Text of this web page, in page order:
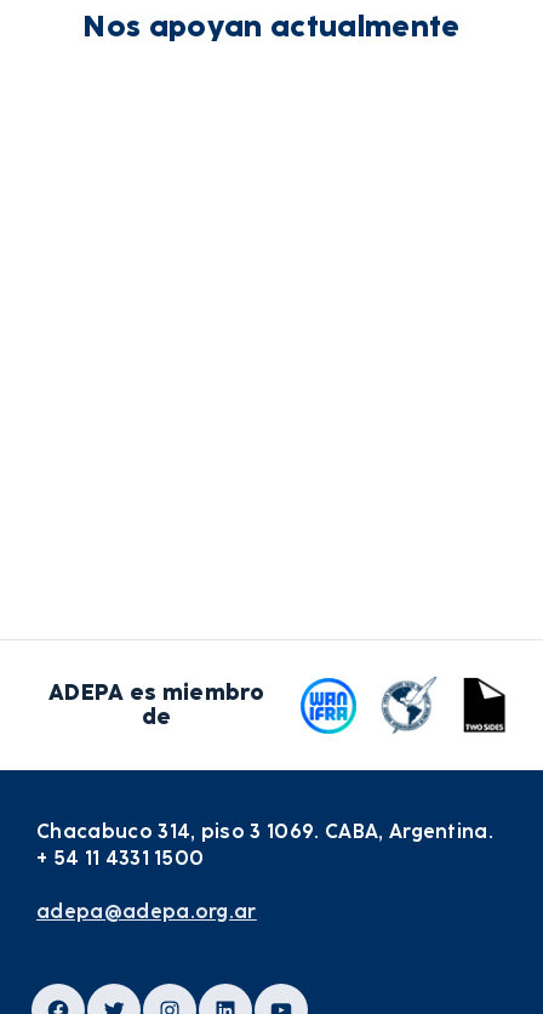
Nos apoyan actualmente
ADEPA es miembro
de
Chacabuco 314, piso 3 1069. CABA, Argentina.
+ 54 11 4331 1500
adepa@adepa.org.ar